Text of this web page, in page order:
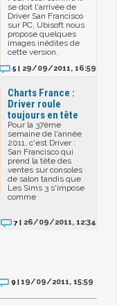
se doit l'arrivée de
Driver San Francisco
sur PC, Ubisoft nous
propose quelques
images inédites de
cette version.
5 | 29/09/2011, 16:59
Charts France :
Driver roule
toujours en tête
Pour la 37ème
semaine de l'année
2011, c'est Driver :
San Francisco qui
prend la tête des
ventes sur consoles
de salon tandis que
Les Sims 3 s'impose
comme
7 | 26/09/2011, 12:34
9 | 19/09/2011, 15:59